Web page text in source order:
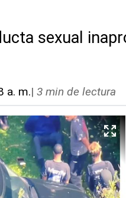
sexual
a. m.| 3 min de lectura